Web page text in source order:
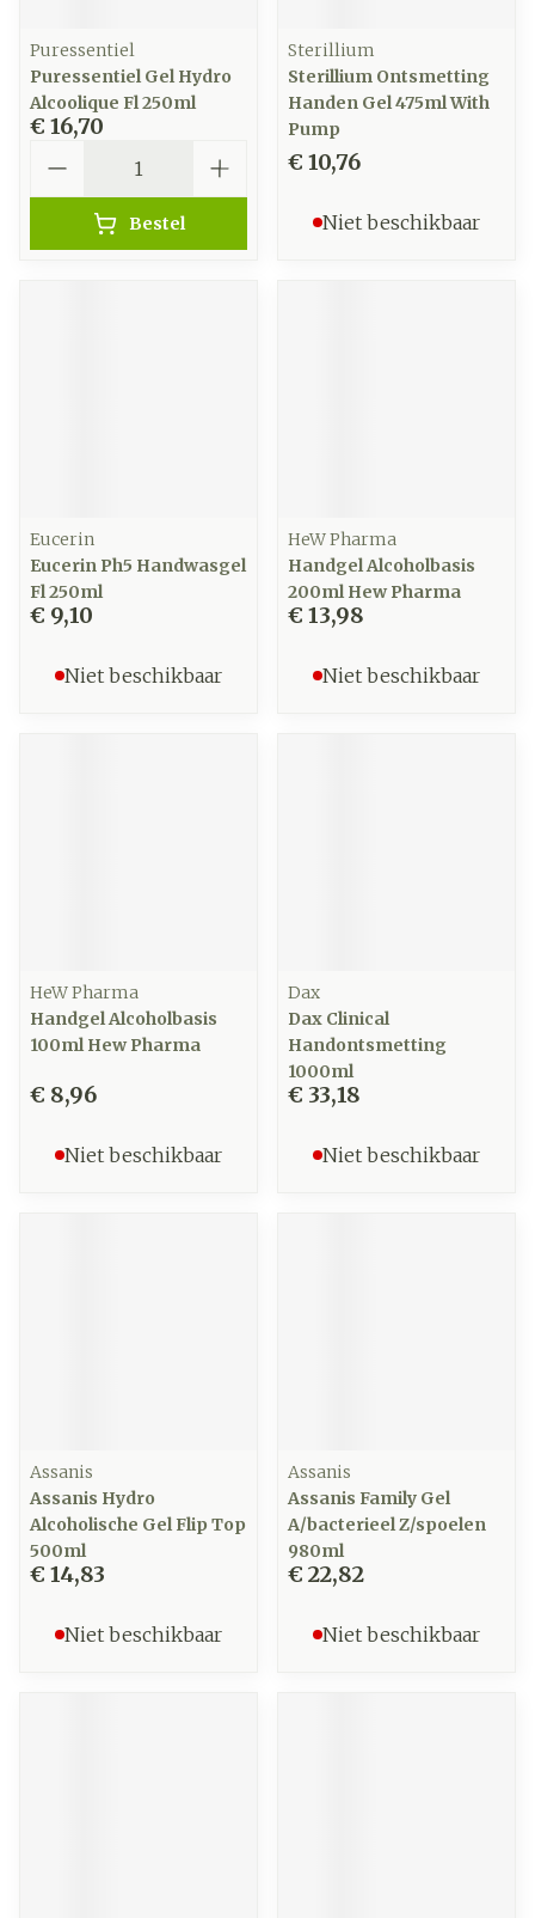
Puressentiel
Puressentiel Gel Hydro
Alcoolique Fl 250ml
€ 16,70
Bestel
Sterillium
Sterillium Ontsmetting
Handen Gel 475ml With
Pump
€ 10,76
Niet beschikbaar
Eucerin
Eucerin Ph5 Handwasgel
Fl 250ml
€ 9,10
Niet beschikbaar
HeW Pharma
Handgel Alcoholbasis
200ml Hew Pharma
€ 13,98
Niet beschikbaar
HeW Pharma
Handgel Alcoholbasis
100ml Hew Pharma
€ 8,96
Niet beschikbaar
Dax
Dax Clinical
Handontsmetting
1000ml
€ 33,18
Niet beschikbaar
Assanis
Assanis Hydro
Alcoholische Gel Flip Top
500ml
€ 14,83
Niet beschikbaar
Assanis
Assanis Family Gel
A/bacterieel Z/spoelen
980ml
€ 22,82
Niet beschikbaar